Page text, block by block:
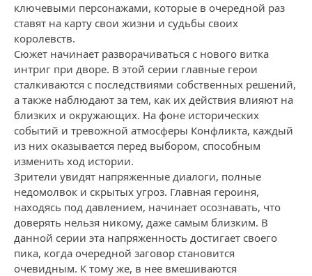
ключевыми персонажами, которые в очередной раз
ставят на карту свои жизни и судьбы своих
королевств.
Сюжет начинает разворачиваться с нового витка
интриг при дворе. В этой серии главные герои
сталкиваются с последствиями собственных решений,
а также наблюдают за тем, как их действия влияют на
близких и окружающих. На фоне исторических
событий и тревожной атмосферы Конфликта, каждый
из них оказывается перед выбором, способным
изменить ход истории.
Зрители увидят напряженные диалоги, полные
недомолвок и скрытых угроз. Главная героиня,
находясь под давлением, начинает осознавать, что
доверять нельзя никому, даже самым близким. В
данной серии эта напряженность достигает своего
пика, когда очередной заговор становится
очевидным. К тому же, в нее вмешиваются